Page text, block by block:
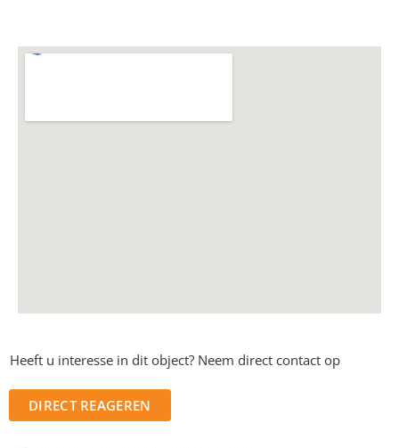
Heeft u interesse in dit object? Neem direct contact op
DIRECT REAGEREN